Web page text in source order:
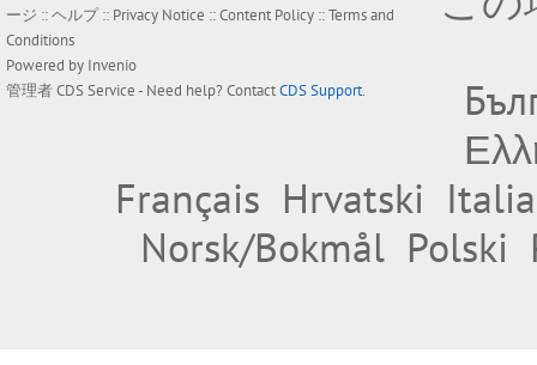
ージ ::ヘルプ:: Privacy Notice ::Content Policy ::Terms and
Conditions
Powered by Invenio
管理者CDS Service- Need help? ContactCDS Support.
Français Hrvatski
Norsk/Bokmål Polski